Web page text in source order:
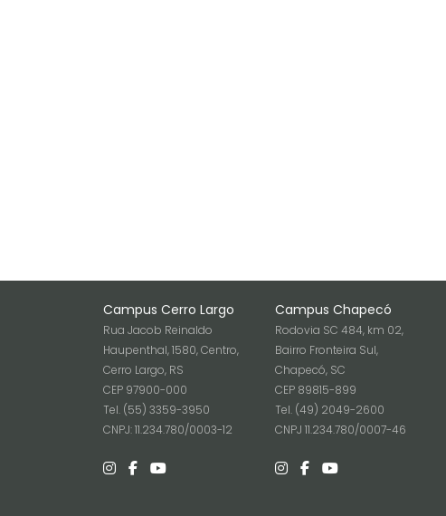
Campus Cerro Largo
Rua Jacob Reinaldo
Haupenthal, 1580, Centro,
Cerro Largo, RS
CEP 97900-000
Tel. (55) 3359-3950
CNPJ: 11.234.780/0003-12
Campus Chapecó
Rodovia SC 484, km 02,
Bairro Fronteira Sul,
Chapecó, SC
CEP 89815-899
Tel. (49) 2049-2600
CNPJ 11.234.780/0007-46